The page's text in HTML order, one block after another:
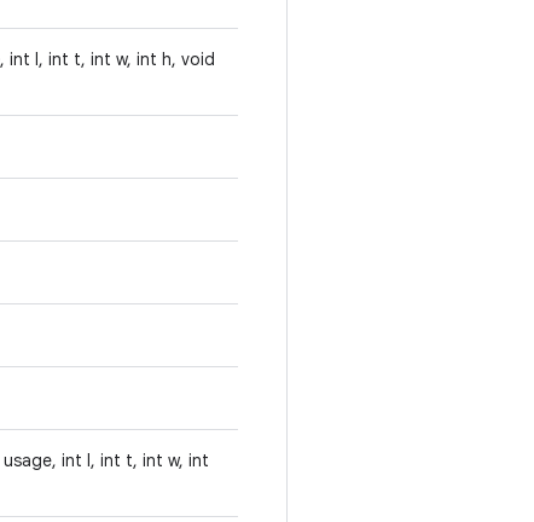
int l, int t, int w, int h, void
int l, int t, int w, int